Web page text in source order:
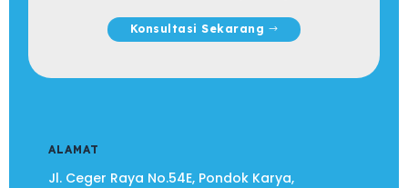
Konsultasi Sekarang
ALAMAT
Jl. Ceger Raya No.54E, Pondok Karya,